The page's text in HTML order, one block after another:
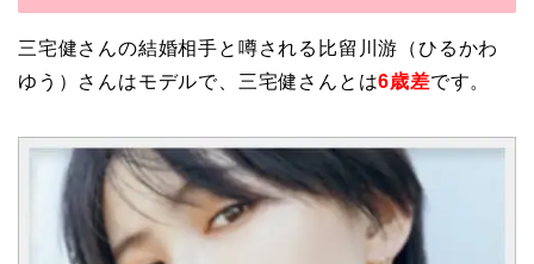
三宅健さんの結婚相手と噂される比留川游（ひるかわ
ゆう）さんはモデルで、三宅健さんとは6歳差です。